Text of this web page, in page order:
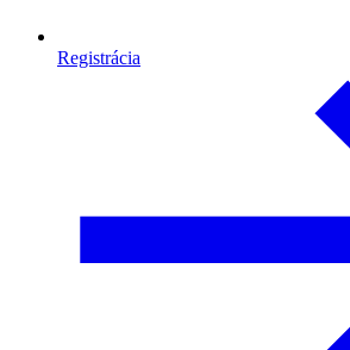
Registrácia